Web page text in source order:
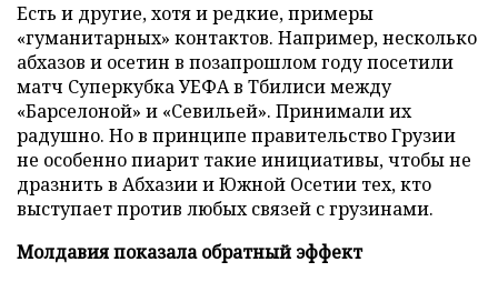
Есть и другие, хотя и редкие, примеры
«гуманитарных» контактов. Например, несколько
абхазов и осетин в позапрошлом году посетили
матч Суперкубка УЕФА в Тбилиси между
«Барселоной» и «Севильей». Принимали их
радушно. Но в принципе правительство Грузии
не особенно пиарит такие инициативы, чтобы не
дразнить в Абхазии и Южной Осетии тех, кто
выступает против любых связей с грузинами.
Молдавия показала обратный эффект